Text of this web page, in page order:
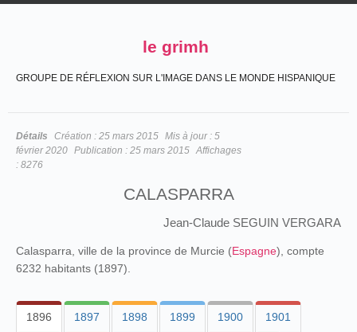
le grimh
GROUPE DE RÉFLEXION SUR L'IMAGE DANS LE MONDE HISPANIQUE
Détails Création : 25 mars 2015 Mis à jour : 5
février 2020 Publication : 25 mars 2015 Affichages
: 8276
CALASPARRA
Jean-Claude SEGUIN VERGARA
Calasparra, ville de la province de Murcie (Espagne), compte
6232 habitants (1897).
1896 1897 1898 1899 1900 1901